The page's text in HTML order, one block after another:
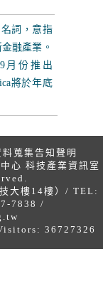
名詞，意指
融產業。
月份推出
將於年底
蒐集告知聲明
心 科技產業資訊室
大樓14樓）/ TEL:
7838 /
36727326